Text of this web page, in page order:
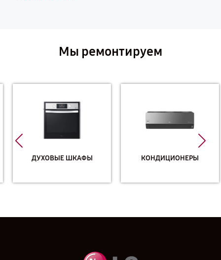
Мы ремонтируем
ДУХОВЫЕ ШКАФЫ КОНДИЦИОНЕРЫ